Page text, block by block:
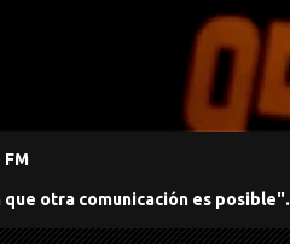
FM
otra comunicación es posible".